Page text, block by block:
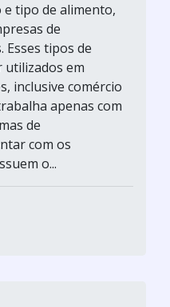
tipo de alimento,
de
tipos de
utilizados em
inclusive comércio
apenas com
de
com os
o...